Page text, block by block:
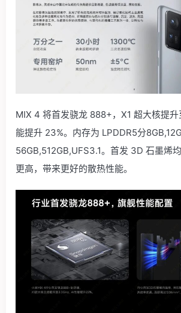
MIX 4 将首发骁龙 888+，X1 超大核提
能提升 23%。内存为 LPDDR5分
56GB,512GB,UFS3.1。首发 3D 石墨烯
更高，带来更好的散热性能。